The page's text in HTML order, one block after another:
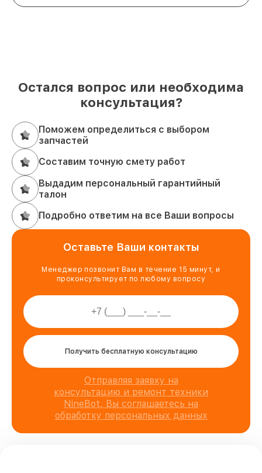
Остался вопрос или необходима
консультация?
Поможем определиться с выбором
запчастей
Составим точную смету работ
Выдадим персональный гарантийный
талон
Подробно ответим на все Ваши вопросы
Оставьте Ваши контакты
Менеджер позвонит Вам в течение 15 минут, и
проконсультирует по любому вопросу
Получить бесплатную консультацию
Отправляя заявку на
консультацию и ремонт техники
NineBot, Вы соглашаетесь на
обработку персональных данных